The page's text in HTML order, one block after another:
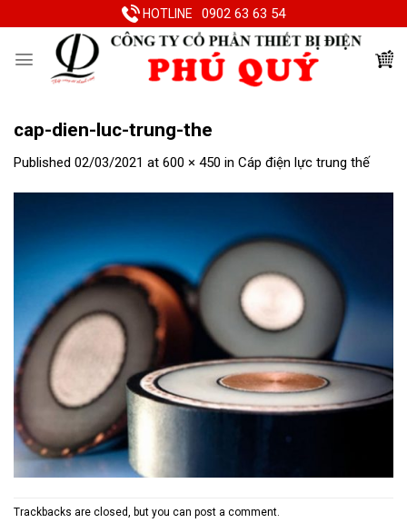
to
HOTLINE 0902 63 63 54
cap-dien-luc-trung-the
Published 02/03/2021 at 600 × 450 in Cáp điện lực trung thế
Trackbacks are closed, but you can post a comment.